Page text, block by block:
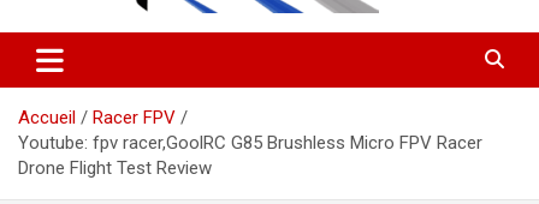
Accueil
Racer FPV
Youtube: fpv racer,GoolRC G85 Brushless Micro FPV Racer
Drone Flight Test Review